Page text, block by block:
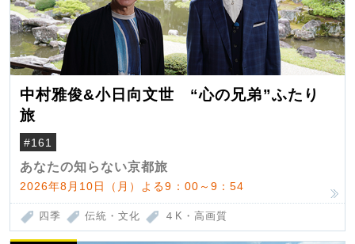
中村雅俊&小日向文世 “心の兄弟”ふたり
旅
#161
あなたの知らない京都旅
2026年8月10日（月）よる9：00～9：54
四季 伝統・文化 ４K・高画質